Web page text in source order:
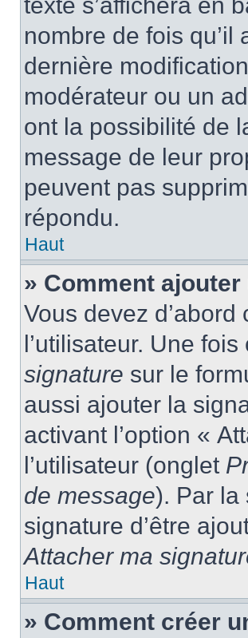
nombre de fois qu’il
dernière
modérateur ou un
ont la possibilité de
message de leur
peuvent pas
répondu.
Haut
» Comment
Vous devez
l’utilisateur. Une
signature sur le
aussi ajouter la
activant l’option «
l’utilisateur (onglet
de message). Par la
signature d’être
Attacher ma
Haut
» Comment créer